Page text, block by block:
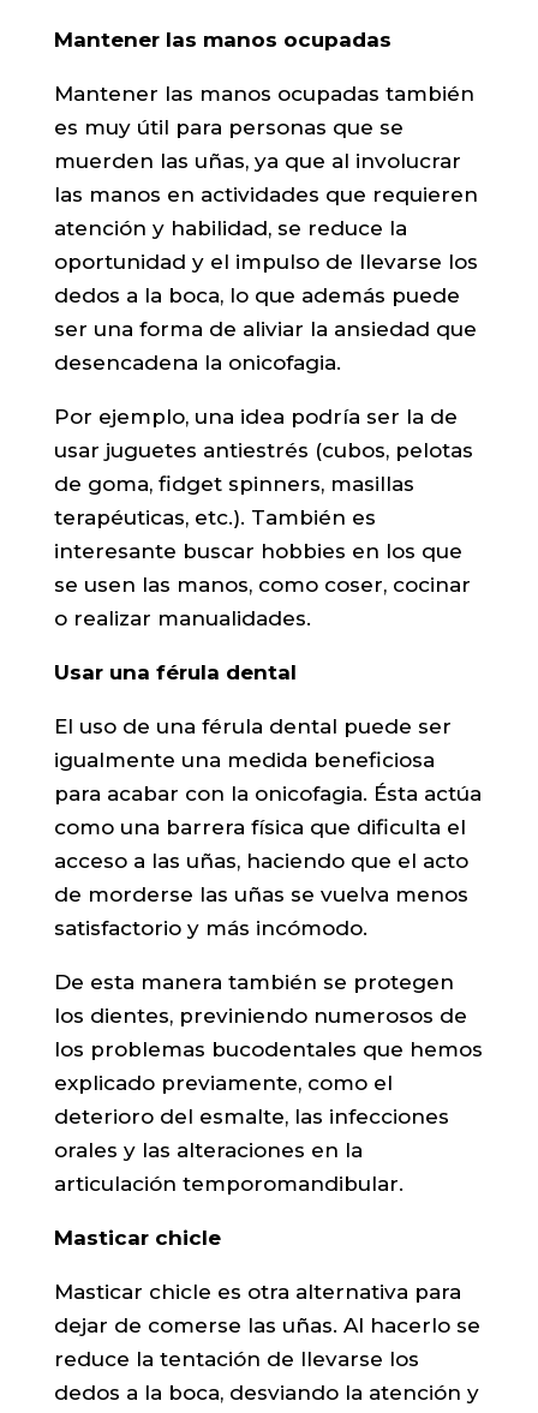
Mantener las manos ocupadas
Mantener las manos ocupadas también
es muy útil para personas que se
muerden las uñas, ya que al involucrar
las manos en actividades que requieren
atención y habilidad, se reduce la
oportunidad y el impulso de llevarse los
dedos a la boca, lo que además puede
ser una forma de aliviar la ansiedad que
desencadena la onicofagia.
Por ejemplo, una idea podría ser la de
usar juguetes antiestrés (cubos, pelotas
de goma, fidget spinners, masillas
terapéuticas, etc.). También es
interesante buscar hobbies en los que
se usen las manos, como coser, cocinar
o realizar manualidades.
Usar una férula dental
El uso de una férula dental puede ser
igualmente una medida beneficiosa
para acabar con la onicofagia. Ésta actúa
como una barrera física que dificulta el
acceso a las uñas, haciendo que el acto
de morderse las uñas se vuelva menos
satisfactorio y más incómodo.
De esta manera también se protegen
los dientes, previniendo numerosos de
los problemas bucodentales que hemos
explicado previamente, como el
deterioro del esmalte, las infecciones
orales y las alteraciones en la
articulación temporomandibular.
Masticar chicle
Masticar chicle es otra alternativa para
dejar de comerse las uñas. Al hacerlo se
reduce la tentación de llevarse los
dedos a la boca, desviando la atención y